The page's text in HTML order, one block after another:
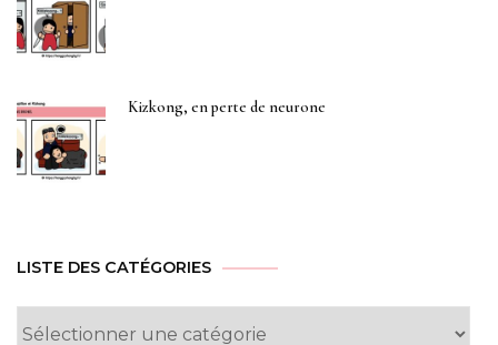
Kizkong, en perte de neurone
LISTE DES CATÉGORIES